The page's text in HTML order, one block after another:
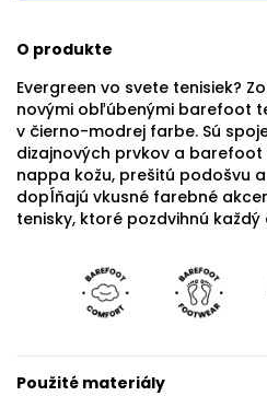
O produkte
Evergreen vo svete tenisiek?
novými obľúbenými barefoot
v čierno-modrej farbe. Sú
dizajnových prvkov a
nappa kožu, prešitú podošvu
dopĺňajú vkusné farebné
tenisky, ktoré pozdvihnú
Použité materiály